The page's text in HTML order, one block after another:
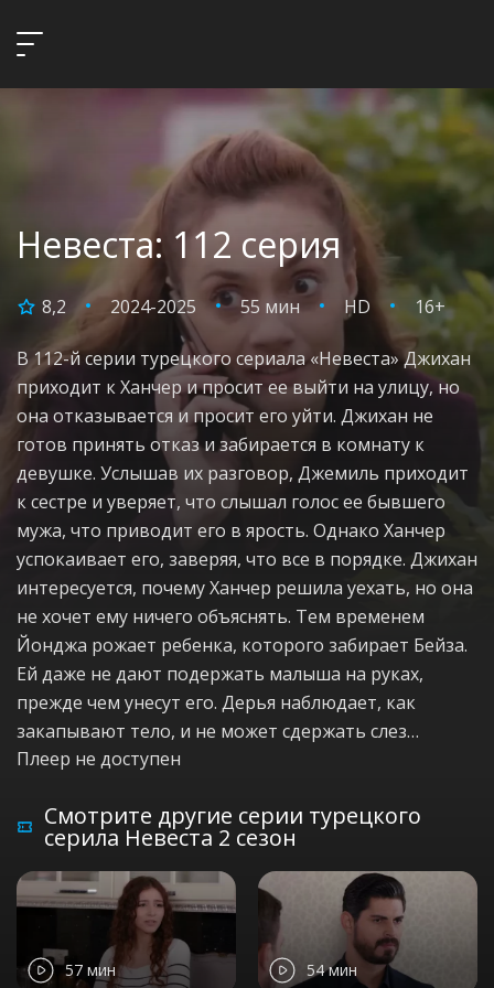
Невеста: 112 серия
8,2 2024-2025 55 мин HD 16+
В 112-й серии турецкого сериала «Невеста» Джихан
приходит к Ханчер и просит ее выйти на улицу, но
она отказывается и просит его уйти. Джихан не
готов принять отказ и забирается в комнату к
девушке. Услышав их разговор, Джемиль приходит
к сестре и уверяет, что слышал голос ее бывшего
мужа, что приводит его в ярость. Однако Ханчер
успокаивает его, заверяя, что все в порядке. Джихан
интересуется, почему Ханчер решила уехать, но она
не хочет ему ничего объяснять. Тем временем
Йонджа рожает ребенка, которого забирает Бейза.
Ей даже не дают подержать малыша на руках,
прежде чем унесут его. Дерья наблюдает, как
закапывают тело, и не может сдержать слез…
Плеер не доступен
Смотрите другие серии турецкого
серила Невеста 2 сезон
57 мин 54 мин